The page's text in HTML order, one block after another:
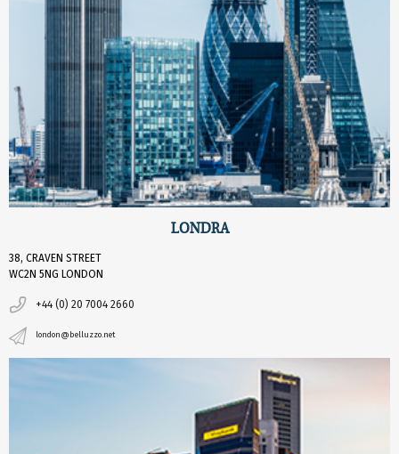
LONDRA
38, CRAVEN STREET
WC2N 5NG LONDON
+44 (0) 20 7004 2660
london@belluzzo.net